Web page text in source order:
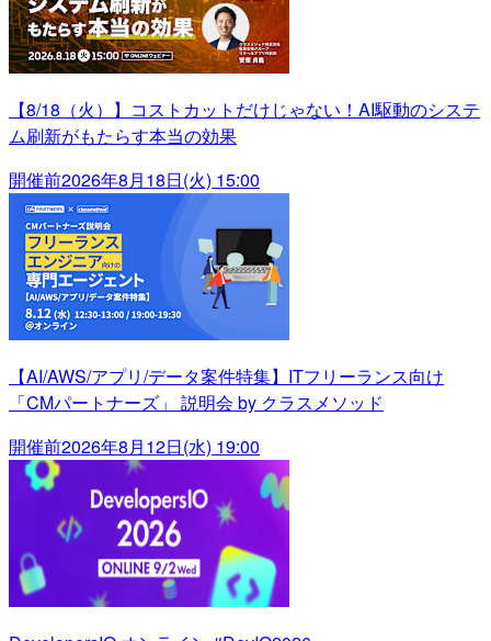
【8/18（火）】コストカットだけじゃない！AI駆動のシステ
ム刷新がもたらす本当の効果
開催前2026年8月18日(火) 15:00
【AI/AWS/アプリ/データ案件特集】ITフリーランス向け
「CMパートナーズ」 説明会 by クラスメソッド
開催前2026年8月12日(水) 19:00